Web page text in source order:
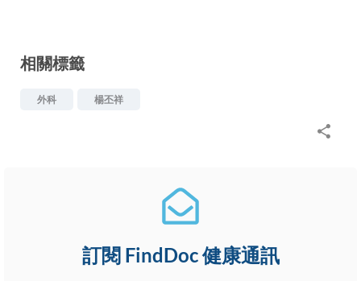
相關標籤
外科 楊丕祥
訂閱 FindDoc 健康通訊